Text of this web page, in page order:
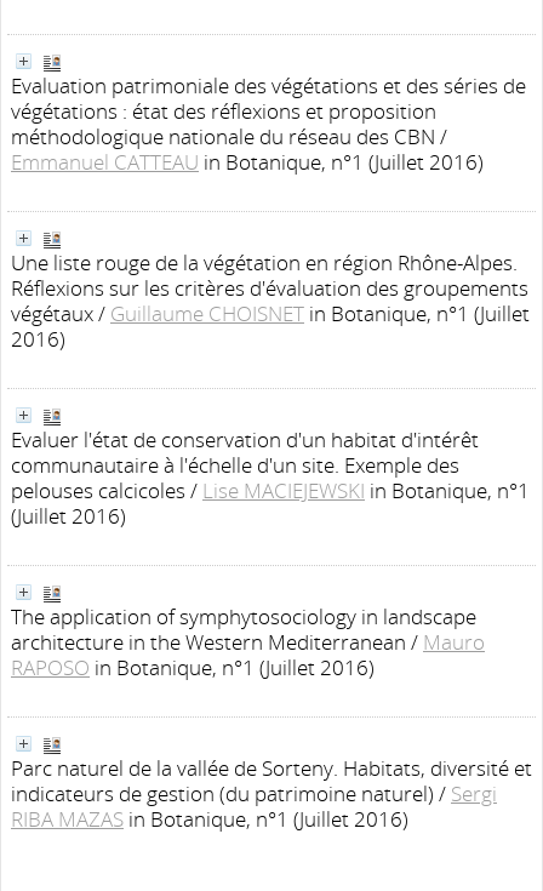
Evaluation patrimoniale des végétations et des séries de
végétations : état des réflexions et proposition
méthodologique nationale du réseau des CBN /
Emmanuel CATTEAU in Botanique, n°1 (Juillet 2016)
Une liste rouge de la végétation en région Rhône-Alpes.
Réflexions sur les critères d'évaluation des groupements
végétaux/ Guillaume CHOISNET in Botanique, n°1 (Juillet
2016)
Evaluer l'état de conservation d'un habitat d'intérêt
communautaire à l'échelle d'un site. Exemple des
pelouses calcicoles / Lise MACIEJEWSKI in Botanique, n°1
(Juillet 2016)
The application of symphytosociology in landscape
architecture in the Western Mediterranean / Mauro
RAPOSO in Botanique, n°1 (Juillet 2016)
Parc naturel de la vallée de Sorteny. Habitats, diversité et
indicateurs de gestion (du patrimoine naturel) / Sergi
RIBA MAZAS in Botanique, n°1 (Juillet 2016)